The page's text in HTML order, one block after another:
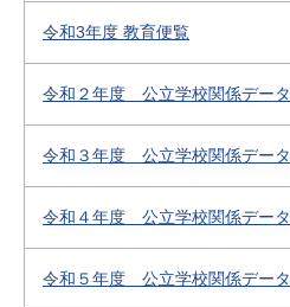
令和3年度 教育便覧
令和２年度 公立学校関係データ
令和３年度 公立学校関係データ
令和４年度 公立学校関係データ
令和５年度 公立学校関係データ